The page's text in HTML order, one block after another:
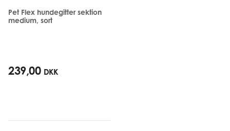
Pet Flex hundegitter sektion
medium, sort
239,00 DKK